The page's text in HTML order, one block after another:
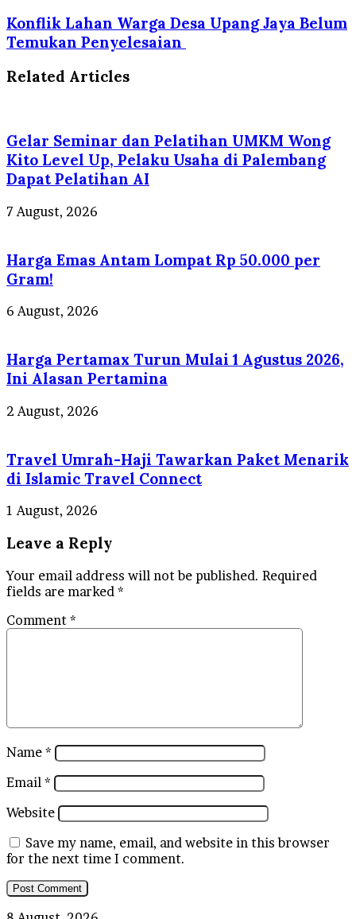
Konflik Lahan Warga Desa Upang Jaya Belum
Temukan Penyelesaian
Related Articles
Gelar Seminar dan Pelatihan UMKM Wong
Kito Level Up, Pelaku Usaha di Palembang
Dapat Pelatihan AI
7 August, 2026
Harga Emas Antam Lompat Rp 50.000 per
Gram!
6 August, 2026
Harga Pertamax Turun Mulai 1 Agustus 2026,
Ini Alasan Pertamina
2 August, 2026
Travel Umrah-Haji Tawarkan Paket Menarik
di Islamic Travel Connect
1 August, 2026
Leave a Reply
Your email address will not be published. Required
fields are marked *
Comment *
Name *
Email *
Website
Save my name, email, and website in this browser
for the next time I comment.